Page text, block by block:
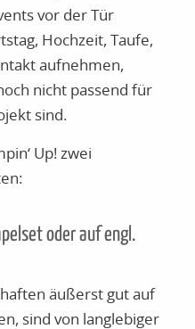
vor der Tür
Hochzeit, Taufe,
aufnehmen,
nicht passend für
sind.
Up! zwei
oder auf engl.
äußerst gut auf
sind von langlebiger